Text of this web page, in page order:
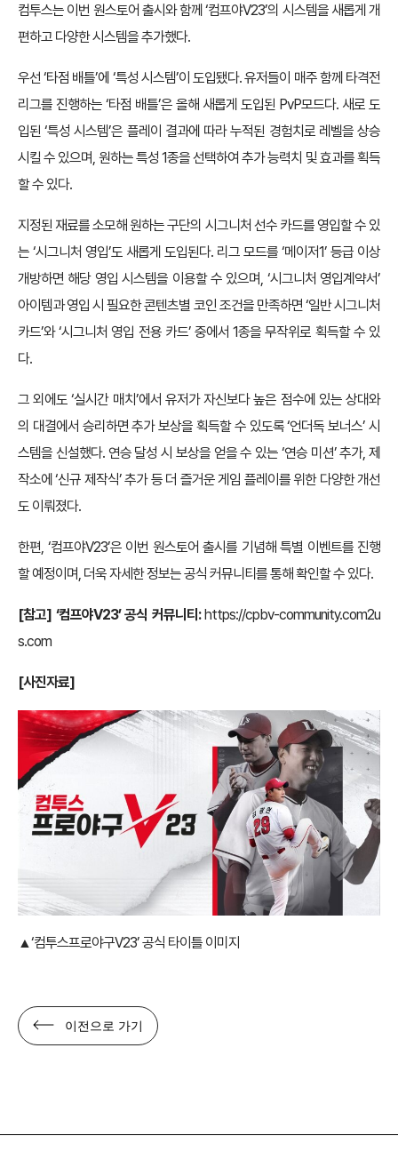
컴투스는 이번 원스토어 출시와 함께 ‘컴프야V23’의 시스템을 새롭게 개
편하고 다양한 시스템을 추가했다.
우선 ‘타점 배틀’에 ‘특성 시스템’이 도입됐다. 유저들이 매주 함께 타격전
리그를 진행하는 ‘타점 배틀’은 올해 새롭게 도입된 PvP모드다. 새로 도
입된 ‘특성 시스템’은 플레이 결과에 따라 누적된 경험치로 레벨을 상승
시킬 수 있으며, 원하는 특성 1종을 선택하여 추가 능력치 및 효과를 획득
할 수 있다.
지정된 재료를 소모해 원하는 구단의 시그니처 선수 카드를 영입할 수 있
는 ‘시그니처 영입’도 새롭게 도입된다. 리그 모드를 ‘메이저1’ 등급 이상
개방하면 해당 영입 시스템을 이용할 수 있으며, ‘시그니처 영입계약서’
아이템과 영입 시 필요한 콘텐츠별 코인 조건을 만족하면 ‘일반 시그니처
카드’와 ‘시그니처 영입 전용 카드’ 중에서 1종을 무작위로 획득할 수 있
다.
그 외에도 ‘실시간 매치’에서 유저가 자신보다 높은 점수에 있는 상대와
의 대결에서 승리하면 추가 보상을 획득할 수 있도록 ‘언더독 보너스’ 시
스템을 신설했다. 연승 달성 시 보상을 얻을 수 있는 ‘연승 미션’ 추가, 제
작소에 ‘신규 제작식’ 추가 등 더 즐거운 게임 플레이를 위한 다양한 개선
도 이뤄졌다.
한편, ‘컴프야V23’은 이번 원스토어 출시를 기념해 특별 이벤트를 진행
할 예정이며, 더욱 자세한 정보는 공식 커뮤니티를 통해 확인할 수 있다.
[참고] ‘컴프야V23’ 공식 커뮤니티:https://cpbv-community.com2u
s.com
[사진자료]
▲‘컴투스프로야구V23’ 공식 타이틀 이미지
이전으로 가기